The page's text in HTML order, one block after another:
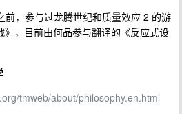
前，参与过龙腾世纪和质量效应 2 的游
，目前由何品参与翻译的《反应式设
tmweb/about/philosophy.en.html